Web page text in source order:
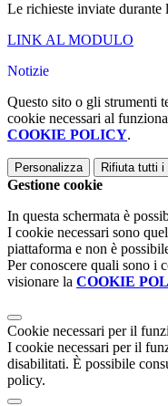
Le richieste inviate durante
LINK AL MODULO
Notizie
Questo sito o gli strumenti
cookie necessari al
COOKIE POLICY.
Personalizza Rifiuta tutti i
Gestione cookie
In questa schermata è
I cookie necessari sono
piattaforma e non è
Per conoscere quali sono i
visionare la COOKIE
Cookie necessari per il
I cookie necessari per il
disabilitati. È possibile
policy.